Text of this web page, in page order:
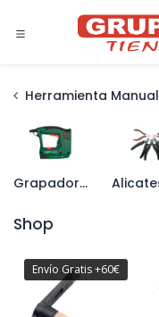
Herramienta Manual
Grapadoras y Grapas
Shop
Envío Gratis +60€